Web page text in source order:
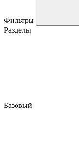
Фильтры
Разделы
Базовый